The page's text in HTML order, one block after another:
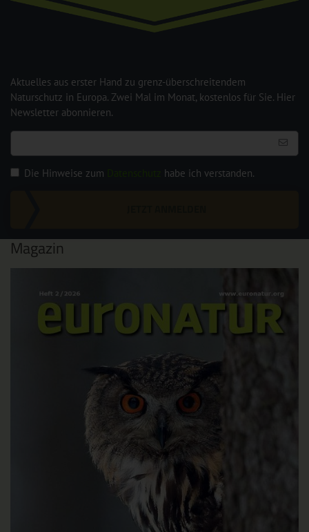
Aktuelles aus erster Hand zu grenz-überschreitendem
Naturschutz in Europa. Zwei Mal im Monat, kostenlos für Sie. Hier
Newsletter abonnieren.
Die Hinweise zum habe ich verstanden.
Magazin